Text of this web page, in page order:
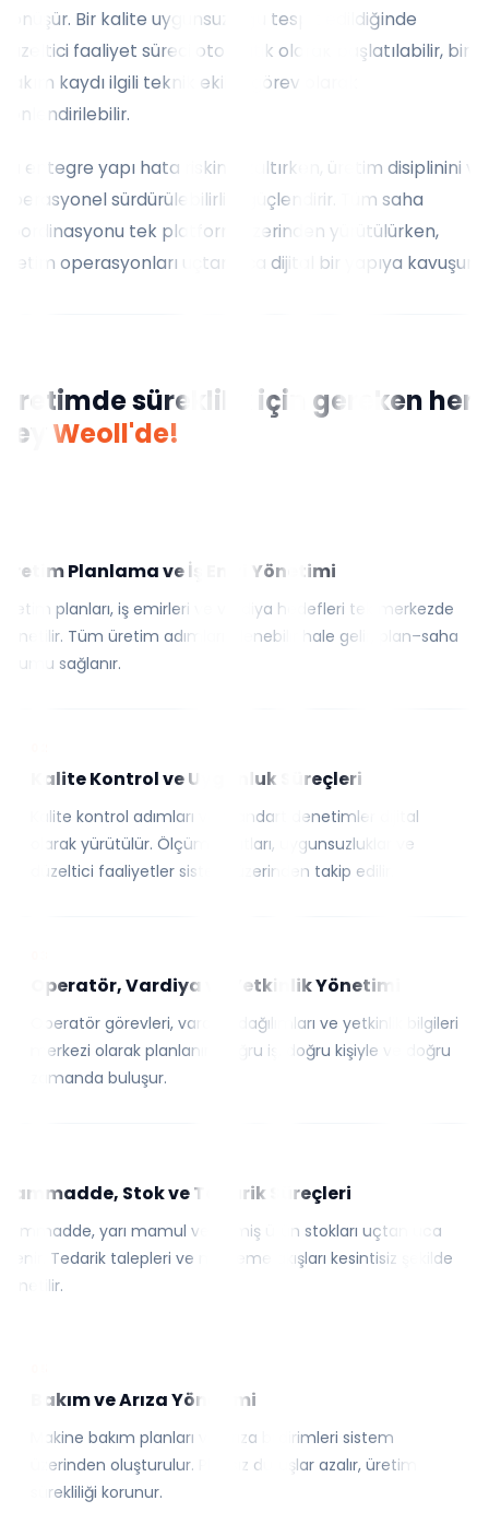
dönüşür. Bir kalite uygunsuzluğu tespit edildiğinde
düzeltici faaliyet süreci otomatik olarak başlatılabilir, bir
bakım kaydı ilgili teknik ekibe görev olarak
yönlendirilebilir.
Bu entegre yapı hata riskini azaltırken, üretim disiplinini ve
operasyonel sürdürülebilirliği güçlendirir. Tüm saha
koordinasyonu tek platform üzerinden yürütülürken,
üretim operasyonları uçtan uca dijital bir yapıya kavuşur.
Üretimde süreklilik için gereken her
şey Weoll'de!
Üretim Planlama ve İş Emri Yönetimi
Üretim planları, iş emirleri ve vardiya hedefleri tek merkezde
yönetilir. Tüm üretim adımları izlenebilir hale gelir, plan–saha
uyumu sağlanır.
Kalite Kontrol ve Uygunluk Süreçleri
Kalite kontrol adımları ve standart denetimler dijital
olarak yürütülür. Ölçüm kayıtları, uygunsuzluklar ve
düzeltici faaliyetler sistem üzerinden takip edilir.
Operatör, Vardiya ve Yetkinlik Yönetimi
Operatör görevleri, vardiya dağılımları ve yetkinlik bilgileri
merkezi olarak planlanır. Doğru iş, doğru kişiyle ve doğru
zamanda buluşur.
Hammadde, Stok ve Tedarik Süreçleri
Hammadde, yarı mamul ve bitmiş ürün stokları uçtan uca
izlenir. Tedarik talepleri ve malzeme akışları kesintisiz şekilde
yönetilir.
Bakım ve Arıza Yönetimi
Makine bakım planları ve arıza bildirimleri sistem
üzerinden oluşturulur. Plansız duruşlar azalır, üretim
sürekliliği korunur.